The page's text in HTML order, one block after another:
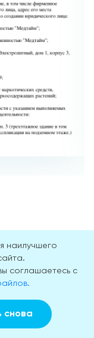
чтобы
Пациент
кладет руку на
наилучшего
соглашаетесь с
снова
врача на дом